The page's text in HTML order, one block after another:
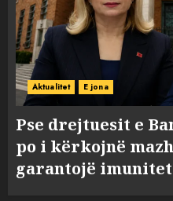
Aktualitet E jona
Pse drejtuesit e
po i kërkojnë
garantojë